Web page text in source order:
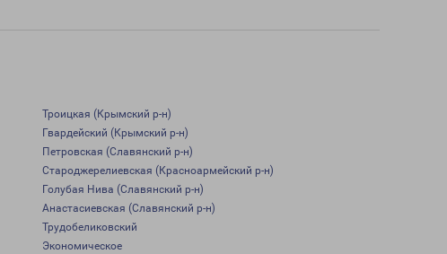
Троицкая (Крымский р-н)
Гвардейский (Крымский р-н)
Петровская (Славянский р-н)
Староджерелиевская (Красноармейский р-н)
Голубая Нива (Славянский р-н)
Анастасиевская (Славянский р-н)
Трудобеликовский
Экономическое